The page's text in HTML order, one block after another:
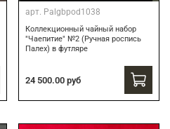
арт. Palgbpod1038
Коллекционный чайный набор
"Чаепитие" №2 (Ручная роспись
Палех) в футляре
24 500.00 руб